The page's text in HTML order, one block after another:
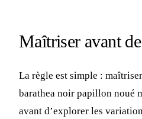
Maîtriser avant
La règle est simple :
barathea noir papillon noué
avant d’explorer les